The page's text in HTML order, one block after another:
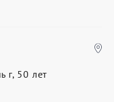
г, 50 лет